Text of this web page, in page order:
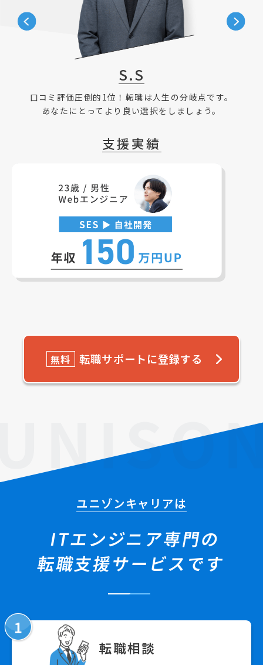
S.S
口コミ評価圧倒的1位！転職は人生の分岐点です。
あなたにとってより良い選択をしましょう。
支援実績
無料 転職サポートに登録する
ユニゾンキャリアは
ITエンジニア専門の
転職支援サービスです
転職相談